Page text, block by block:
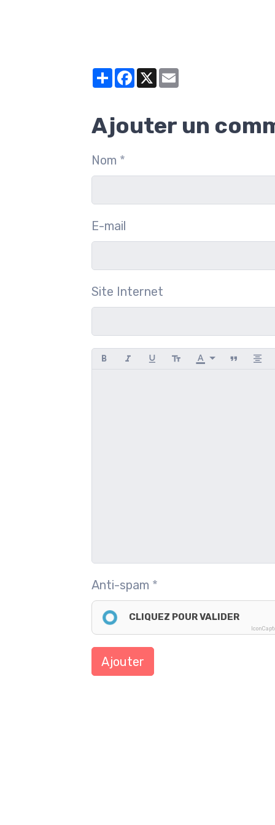
Partager
Facebook
X
Ajouter un
Nom
E-mail
Site Internet
Anti-spam
CLIQUEZ POUR VALIDER
Ajouter